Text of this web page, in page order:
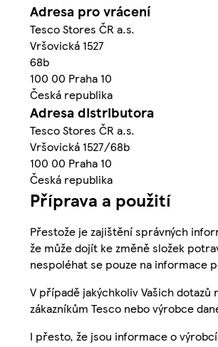
Adresa pro vrácení
Tesco Stores ČR a.s.
Vršovická 1527
68b
100 00 Praha 10
Česká republika
Adresa distributora
Tesco Stores ČR a.s.
Vršovická 1527/68b
100 00 Praha 10
Česká republika
Příprava a použití
Přestože je zajištění správných
že může dojít ke změně složek
nespoléhat se pouze na informace
V případě jakýchkoliv Vašich
zákazníkům Tesco nebo výrobce
I přesto, že jsou informace o